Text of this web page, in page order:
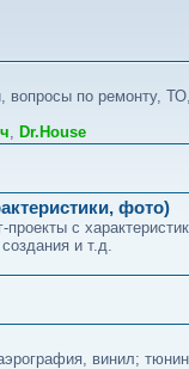
вопросы по ремонту,
, Dr.House
фото)
с
и т.д.
винил;